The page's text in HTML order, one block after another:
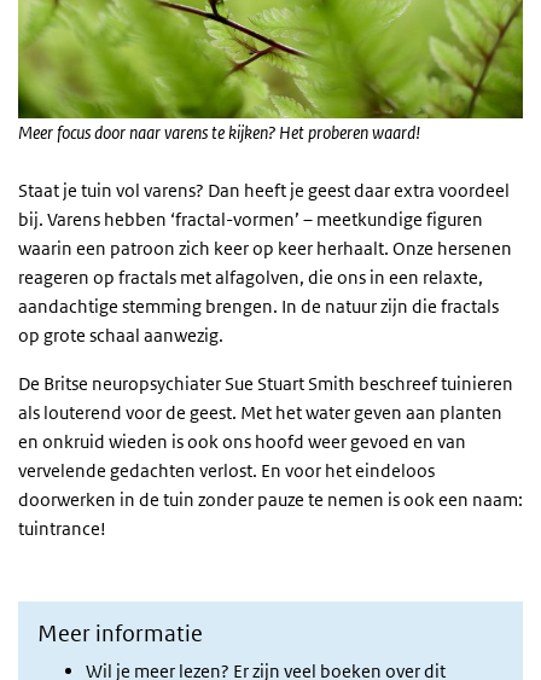
Meer focus door naar varens te kijken? Het proberen waard!
Staat je tuin vol varens? Dan heeft je geest daar extra voordeel
bij. Varens hebben ‘fractal-vormen’ – meetkundige figuren
waarin een patroon zich keer op keer herhaalt. Onze hersenen
reageren op fractals met alfagolven, die ons in een relaxte,
aandachtige stemming brengen. In de natuur zijn die fractals
op grote schaal aanwezig.
De Britse neuropsychiater Sue Stuart Smith beschreef tuinieren
als louterend voor de geest. Met het water geven aan planten
en onkruid wieden is ook ons hoofd weer gevoed en van
vervelende gedachten verlost. En voor het eindeloos
doorwerken in de tuin zonder pauze te nemen is ook een naam:
tuintrance!
Meer informatie
Wil je meer lezen? Er zijn veel boeken over dit